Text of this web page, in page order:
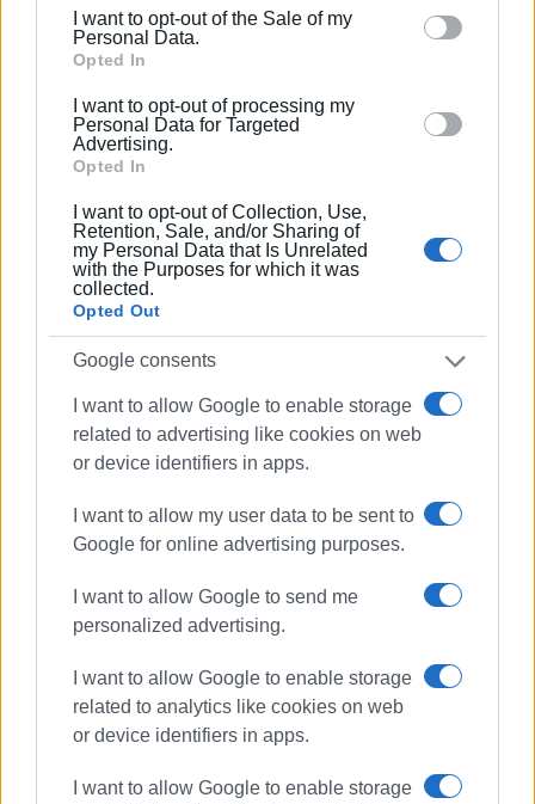
behaviour. You may click to grant or deny consent to
Google and its third-party tags to use your data for
section.
I want to opt-out of the Sale of my
Personal Data.
Opted In
I want to opt-out of processing my
Personal Data for Targeted
Advertising.
Opted In
I want to opt-out of Collection, Use,
Retention, Sale, and/or Sharing of
my Personal Data that Is Unrelated
with the Purposes for which it was
collected.
Opted Out
Google consents
I want to allow Google to enable storage
related to advertising like cookies on web
or device identifiers in apps.
I want to allow my user data to be sent to
Google for online advertising purposes.
I want to allow Google to send me
personalized advertising.
I want to allow Google to enable storage
related to analytics like cookies on web
or device identifiers in apps.
I want to allow Google to enable storage
Κέρκυρας. Με τον τρόπο αυτό που προβλέπεται στις
διατάξεις του Νόμου 4486/2017, άρθρο 58 (περί
Ε.Ο.Π.Υ.Υ.) λύνεται ένα τεράστιο πρόβλημα και το
Υπουργείο Υγείας εξοικονομεί το ποσό που έχει
εγγεγραμμένο στον προϋπολογισμό του για την
εξεύρεση κατάλληλου χώρου για τις ανάγκες της
Περιφερειακή Διεύθυνσης του Ε.Ο.Π.Υ.Υ.
εξασφαλίζοντας μηνιαίως 2.895,00 €.».
ΦΩΤΟ ΑΡΧΕΙΟΥ
Εμφανίσεις: 74